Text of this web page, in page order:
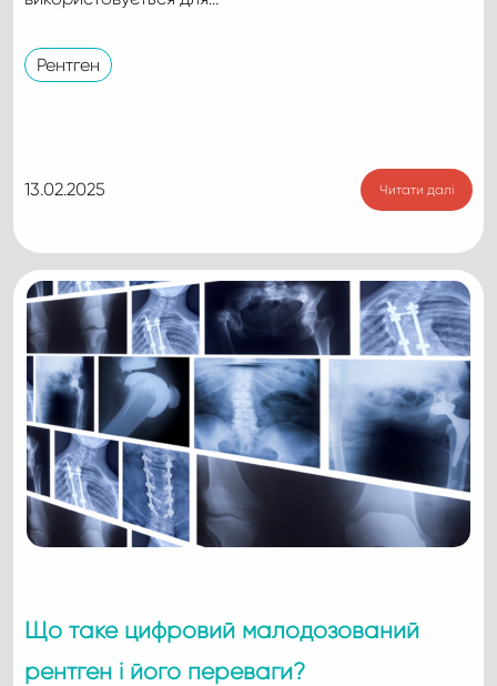
Рентген
13.02.2025 Читати далі
Що таке цифровий малодозований
рентген і його переваги?